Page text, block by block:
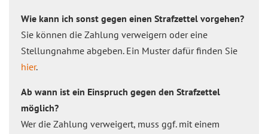
Wie kann ich sonst gegen einen Strafzettel vorgehen?
Sie können die Zahlung verweigern oder eine
Stellungnahme abgeben. Ein Muster dafür finden Sie
hier.
Ab wann ist ein Einspruch gegen den Strafzettel
möglich?
Wer die Zahlung verweigert, muss ggf. mit einem